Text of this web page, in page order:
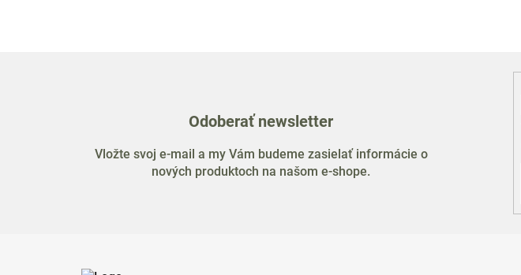
Odoberať newsletter
Vložte svoj e-mail a my Vám budeme zasielať informácie o
nových produktoch na našom e-shope.